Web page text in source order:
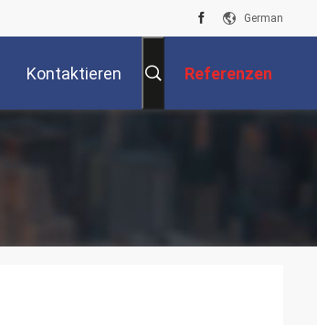
German
Kontaktieren Referenzen